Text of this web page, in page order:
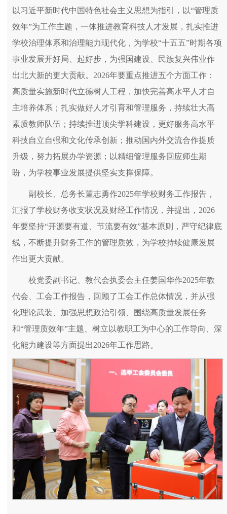
以习近平新时代中国特色社会主义思想为指引，以“管理质
效年”为工作主题，一体推进教育科技人才发展，扎实推进
学校治理体系和治理能力现代化，为学校“十五五”时期各项
事业发展开好局、起好步，为强国建设、民族复兴伟业作
出北大新的更大贡献。2026年要重点推进五个方面工作：
高质量实施新时代立德树人工程，加快完善高水平人才自
主培养体系；扎实做好人才引育和管理服务，持续壮大高
素质教师队伍；持续推进顶尖学科建设，更好服务高水平
科技自立自强和文化传承创新；推动国内外交流合作提质
升级，努力拓展办学资源；以精细管理服务回应师生期
盼，为学校事业发展提供坚实支撑保障。
副校长、总务长董志勇作2025年学校财务工作报告，
汇报了学校财务收支状况及财经工作情况，并提出，2026
年要坚持“开源要有道、节流要有效”基本原则，严守纪律底
线，不断提升财务工作的管理质效，为学校持续健康发展
作出更大贡献。
校党委副书记、教代会执委会主任姜国华作2025年教
代会、工会工作报告，回顾了工会工作总体情况，并从强
化理论武装、加强思想政治引领、围绕高质量发展任务
和“管理质效年”主题、树立以教职工为中心的工作导向、深
化能力建设等方面提出2026年工作思路。